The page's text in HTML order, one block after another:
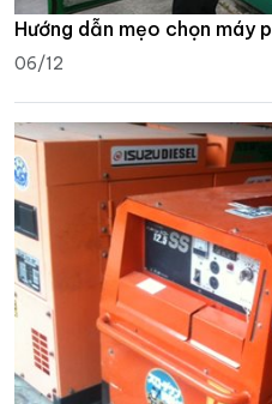
Hướng dẫn mẹo chọn máy
06/12